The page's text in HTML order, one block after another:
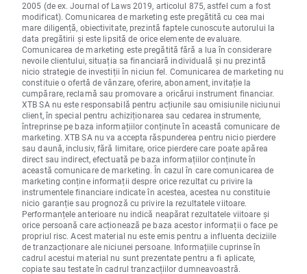
2005 (de ex. Journal of Laws 2019, articolul 875, astfel cum a fost
modificat). Comunicarea de marketing este pregătită cu cea mai
mare diligență, obiectivitate, prezintă faptele cunoscute autorului la
data pregătirii și este lipsită de orice elemente de evaluare.
Comunicarea de marketing este pregătită fără a lua în considerare
nevoile clientului, situația sa financiară individuală și nu prezintă
nicio strategie de investiții în niciun fel. Comunicarea de marketing nu
constituie o ofertă de vânzare, oferire, abonament, invitație la
cumpărare, reclamă sau promovare a oricărui instrument financiar.
XTB SA nu este responsabilă pentru acțiunile sau omisiunile niciunui
client, în special pentru achiziționarea sau cedarea instrumente,
întreprinse pe baza informațiilor conținute în această comunicare de
marketing. XTB SA nu va accepta răspunderea pentru nicio pierdere
sau daună, inclusiv, fără limitare, orice pierdere care poate apărea
direct sau indirect, efectuată pe baza informațiilor conținute în
această comunicare de marketing. În cazul în care comunicarea de
marketing conține informații despre orice rezultat cu privire la
instrumentele financiare indicate în acestea, acestea nu constituie
nicio garanție sau prognoză cu privire la rezultatele viitoare.
Performanțele anterioare nu indică neapărat rezultatele viitoare și
orice persoană care acționează pe baza acestor informații o face pe
propriul risc. Acest material nu este emis pentru a influenta deciziile
de tranzacționare ale niciunei persoane. Informațiile cuprinse în
cadrul acestui material nu sunt prezentate pentru a fi aplicate,
copiate sau testate în cadrul tranzacțiilor dumneavoastră.